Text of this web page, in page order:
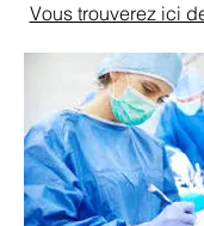
Vous trouverez ici